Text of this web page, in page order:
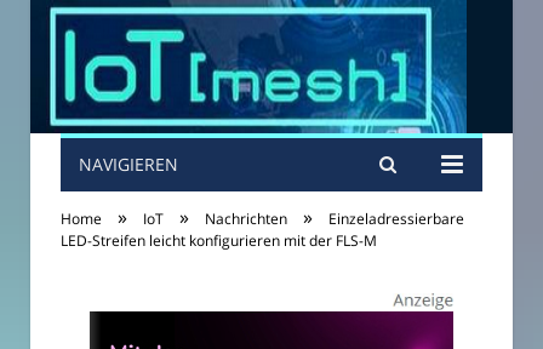
NAVIGIEREN
Home » IoT » Nachrichten »
Einzeladressierbare
LED-Streifen leicht konfigurieren mit der FLS-M